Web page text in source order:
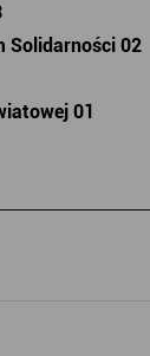
Solidarności 02
01